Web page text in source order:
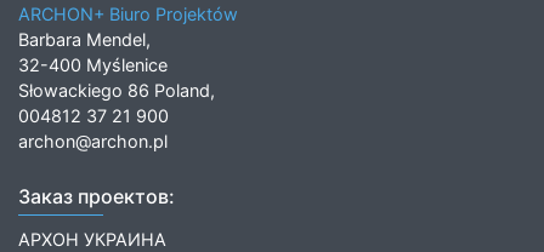
ARCHON+ Biuro Projektów
Barbara Mendel,
32-400 Myślenice
Słowackiego 86 Poland,
004812 37 21 900
archon@archon.pl
Заказ проектов:
АРХОН УКРАИНА